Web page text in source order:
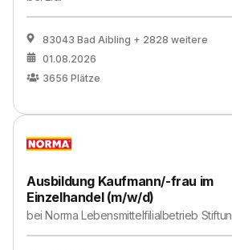
83043 Bad Aibling + 2828 weitere
01.08.2026
3656 Plätze
Ausbildung Kaufmann/-frau im
Einzelhandel (m/w/d)
beiNorma Lebensmittelfilialbetrieb